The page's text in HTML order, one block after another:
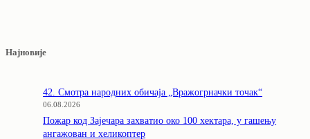
Најновије
42. Смотра народних обичаја „Вражогрначки точак“
06.08.2026
Пожар код Зајечара захватио око 100 хектара, у гашењу
ангажован и хеликоптер